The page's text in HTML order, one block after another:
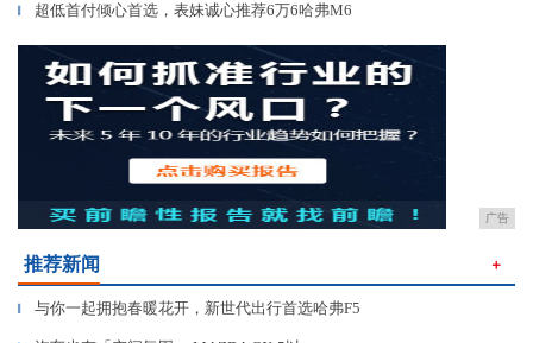
▎ 超低首付倾心首选，表妹诚心推荐6万6哈弗M6
广告
推荐新闻 ＋
▎ 与你一起拥抱春暖花开，新世代出行首选哈弗F5